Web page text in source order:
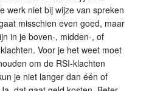
werk niet bij wijze van spreken
misschien even goed, maar
in je boven-, midden-, of
Voor je het weet moet
om de RSI-klachten
je niet langer dan één of